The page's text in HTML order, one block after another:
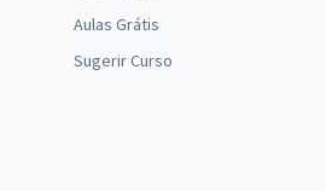
Aulas Grátis
Sugerir Curso